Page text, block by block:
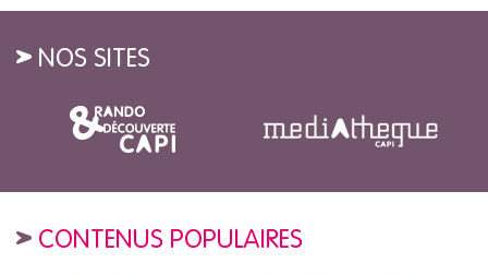
NOS SITES
CONTENUS POPULAIRES